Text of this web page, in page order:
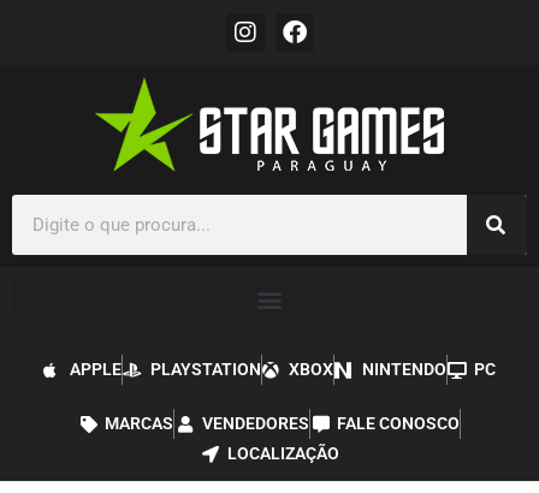
APPLE PLAYSTATION XBOX NINTENDO PC
MARCAS VENDEDORES
FALE CONOSCO
LOCALIZAÇÃO